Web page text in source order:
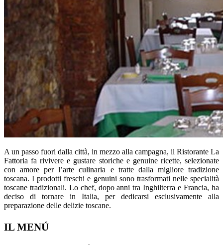
A un passo fuori dalla città, in mezzo alla campagna, il Ristorante La
Fattoria fa rivivere e gustare storiche e genuine ricette, selezionate
con amore per l’arte culinaria e tratte dalla migliore tradizione
toscana. I prodotti freschi e genuini sono trasformati nelle specialità
toscane tradizionali. Lo chef, dopo anni tra Inghilterra e Francia, ha
deciso di tornare in Italia, per dedicarsi esclusivamente alla
preparazione delle delizie toscane.
IL MENÚ